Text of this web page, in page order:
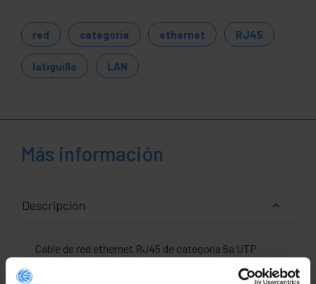
red categoría ethernet RJ45
latiguillo LAN
Más información
Descripción
Cable de red ethernet RJ45 de categoría 6a UTP
(Cat.6a) de 1 m y de color negro que permite tanto la